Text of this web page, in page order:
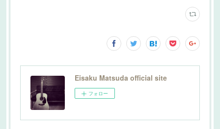
Eisaku Matsuda official site
フォロー